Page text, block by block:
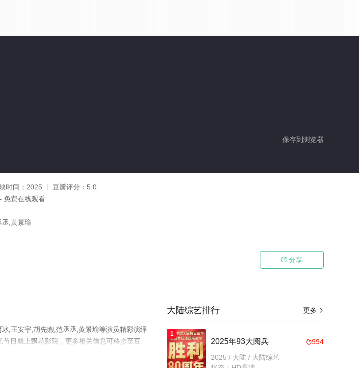
保存到浏览器
时间： 2025 豆瓣评分： 5.0
- 免费在线观看
,黄景瑜
 分享
,王安宇,胡先煦,范丞丞,黄景瑜等演员精彩演绎
目就上飘花影院，更多相关信息可移步至豆
更多 
大陆综艺排行
1
994
2025年93大阅兵
2025 / 大陆 / 大陆综艺